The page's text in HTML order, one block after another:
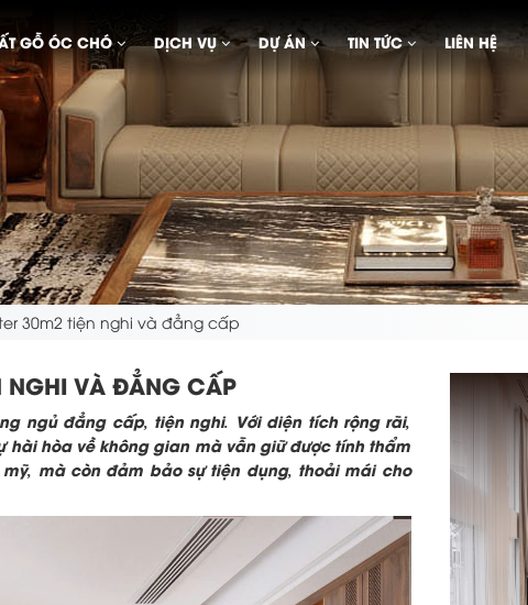
GỖ ÓC CHÓ DỊCH VỤ DỰ ÁN TIN TỨC LIÊN HỆ
30m2 tiện nghi và đẳng cấp
NGHI VÀ ĐẲNG CẤP
ngủ đẳng cấp, tiện nghi. Với diện tích rộng rãi,
hòa về không gian mà vẫn giữ được tính thẩm
mà còn đảm bảo sự tiện dụng, thoải mái cho